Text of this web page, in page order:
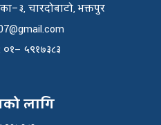
चारदोबाटो, भक्तपुर
५९१७३८३
लागि